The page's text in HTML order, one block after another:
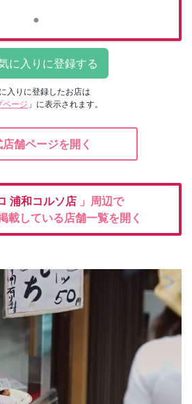
入りに登録したお店は
ページ 」に表示されます。
舗ページを開く
浦和コルソ店 」周辺で
載している店舗一覧を開く